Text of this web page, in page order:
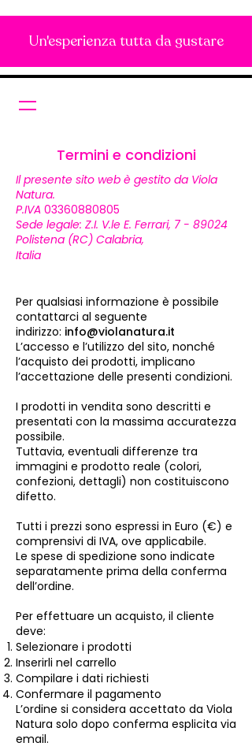
Un'esperienza tutta da gustare
Termini e condizioni
Il presente sito web è gestito da Viola
Natura.
P.IVA 03360880805
Sede legale: Z.I. V.le E. Ferrari, 7 - 89024
Polistena (RC) Calabria,
Italia
Per qualsiasi informazione è possibile
contattarci al seguente
indirizzo: info@violanatura.it
L’accesso e l’utilizzo del sito, nonché
l’acquisto dei prodotti, implicano
l’accettazione delle presenti condizioni.
I prodotti in vendita sono descritti e
presentati con la massima accuratezza
possibile.
Tuttavia, eventuali differenze tra
immagini e prodotto reale (colori,
confezioni, dettagli) non costituiscono
difetto.
Tutti i prezzi sono espressi in Euro (€) e
comprensivi di IVA, ove applicabile.
Le spese di spedizione sono indicate
separatamente prima della conferma
dell’ordine.
Per effettuare un acquisto, il cliente
deve:
Selezionare i prodotti
Inserirli nel carrello
Compilare i dati richiesti
Confermare il pagamento
L’ordine si considera accettato da Viola
Natura solo dopo conferma esplicita via
email.